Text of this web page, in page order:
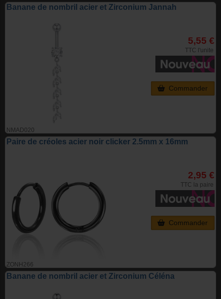
Banane de nombril acier et Zirconium Jannah
NMAD020
5,55 €
TTC l'unite
Commander
Paire de créoles acier noir clicker 2.5mm x 16mm
ZONH266
2,95 €
TTC la paire
Commander
Banane de nombril acier et Zirconium Céléna